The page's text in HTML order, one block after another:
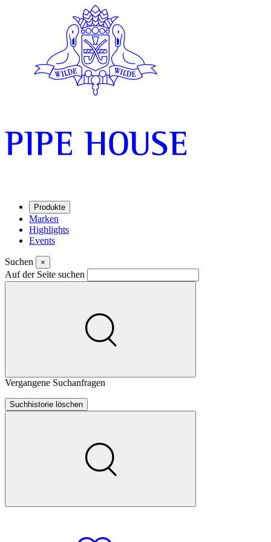
Produkte
Marken
Highlights
Events
Suchen ×
Auf der Seite suchen
Vergangene Suchanfragen
Suchhistorie löschen